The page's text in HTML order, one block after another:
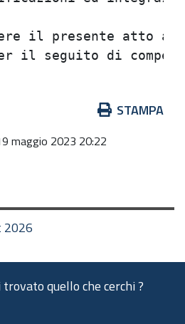
STAMPA
maggio 2023 20:22
2026
quello che cerchi ?